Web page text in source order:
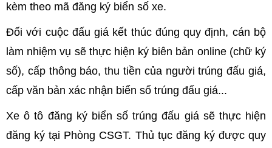
kèm theo mã đăng ký biển số xe.
Đối với cuộc đấu giá kết thúc đúng quy định, cán bộ
làm nhiệm vụ sẽ thực hiện ký biên bản online (chữ ký
số), cấp thông báo, thu tiền của người trúng đấu giá,
cấp văn bản xác nhận biển số trúng đấu giá...
Xe ô tô đăng ký biển số trúng đấu giá sẽ thực hiện
đăng ký tại Phòng CSGT. Thủ tục đăng ký được quy